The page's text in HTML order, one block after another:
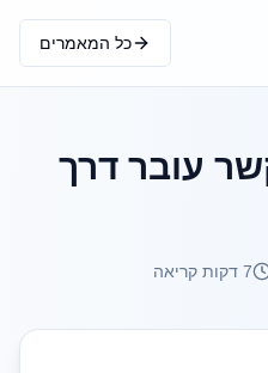
כל המאמרים
עובר דרך
7 דקות קריאה